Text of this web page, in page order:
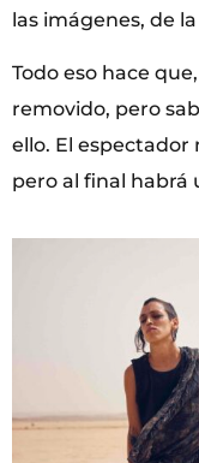
las imágenes, de
Todo eso hace
removido, pero
ello. El espectador
pero al final habrá